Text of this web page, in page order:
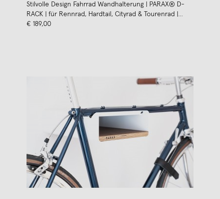
Stilvolle Design Fahrrad Wandhalterung | PARAX® D-
RACK | für Rennrad, Hardtail, Cityrad & Tourenrad |
Schwarz-Rot mit Oliven Holz
€ 189,00